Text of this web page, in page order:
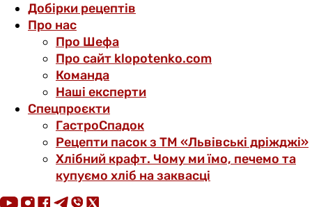
Добірки рецептів
Про нас
Про Шефа
Про сайт klopotenko.com
Команда
Наші експерти
Спецпроєкти
ГастроСпадок
Рецепти пасок з ТМ «Львівські дріжджі»
Хлібний крафт. Чому ми їмо, печемо та
купуємо хліб на заквасці